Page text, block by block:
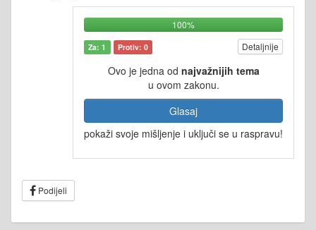
100%
Za: 1 Protiv: 0 Detaljnije
Ovo je jedna od najvažnijih tema
u ovom zakonu.
Glasaj
pokaži svoje mišljenje i uključi se u raspravu!
Podijeli